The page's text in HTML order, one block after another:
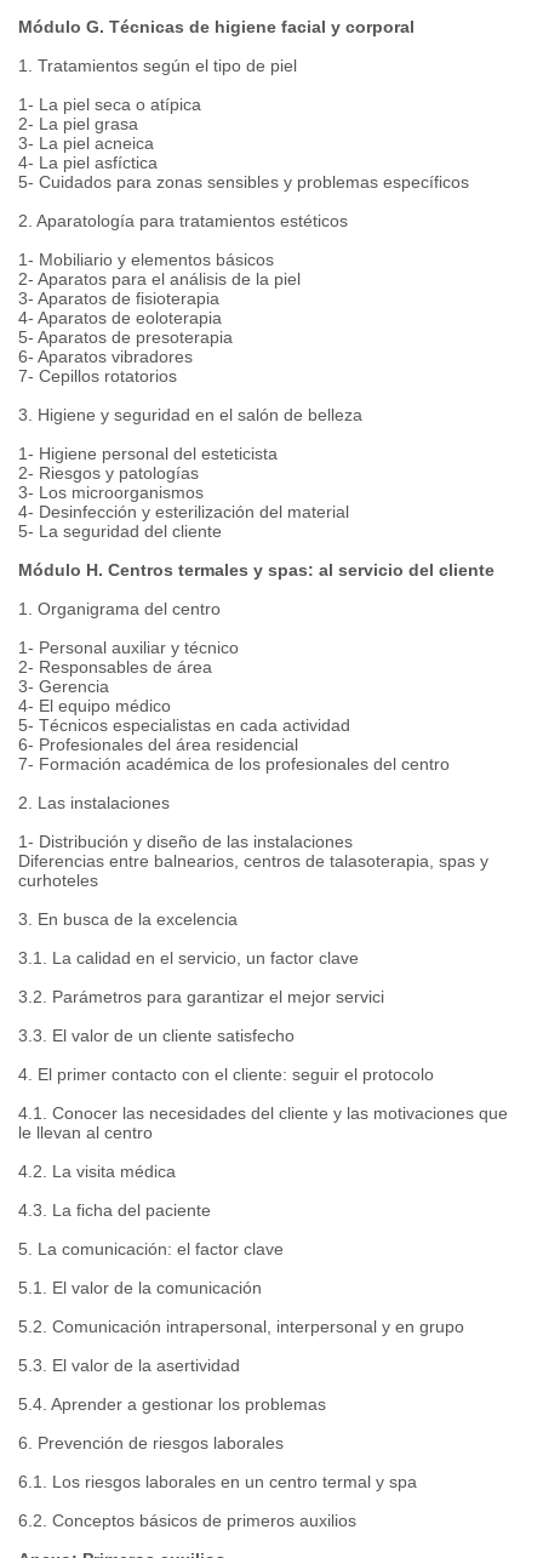
Módulo G. Técnicas de higiene facial y corporal
1. Tratamientos según el tipo de piel
1- La piel seca o atípica
2- La piel grasa
3- La piel acneica
4- La piel asfíctica
5- Cuidados para zonas sensibles y problemas específicos
2. Aparatología para tratamientos estéticos
1- Mobiliario y elementos básicos
2- Aparatos para el análisis de la piel
3- Aparatos de fisioterapia
4- Aparatos de eoloterapia
5- Aparatos de presoterapia
6- Aparatos vibradores
7- Cepillos rotatorios
3. Higiene y seguridad en el salón de belleza
1- Higiene personal del esteticista
2- Riesgos y patologías
3- Los microorganismos
4- Desinfección y esterilización del material
5- La seguridad del cliente
Módulo H. Centros termales y spas: al servicio del cliente
1. Organigrama del centro
1- Personal auxiliar y técnico
2- Responsables de área
3- Gerencia
4- El equipo médico
5- Técnicos especialistas en cada actividad
6- Profesionales del área residencial
7- Formación académica de los profesionales del centro
2. Las instalaciones
1- Distribución y diseño de las instalaciones
Diferencias entre balnearios, centros de talasoterapia, spas y
curhoteles
3. En busca de la excelencia
3.1. La calidad en el servicio, un factor clave
3.2. Parámetros para garantizar el mejor servici
3.3. El valor de un cliente satisfecho
4. El primer contacto con el cliente: seguir el protocolo
4.1. Conocer las necesidades del cliente y las motivaciones que
le llevan al centro
4.2. La visita médica
4.3. La ficha del paciente
5. La comunicación: el factor clave
5.1. El valor de la comunicación
5.2. Comunicación intrapersonal, interpersonal y en grupo
5.3. El valor de la asertividad
5.4. Aprender a gestionar los problemas
6. Prevención de riesgos laborales
6.1. Los riesgos laborales en un centro termal y spa
6.2. Conceptos básicos de primeros auxilios